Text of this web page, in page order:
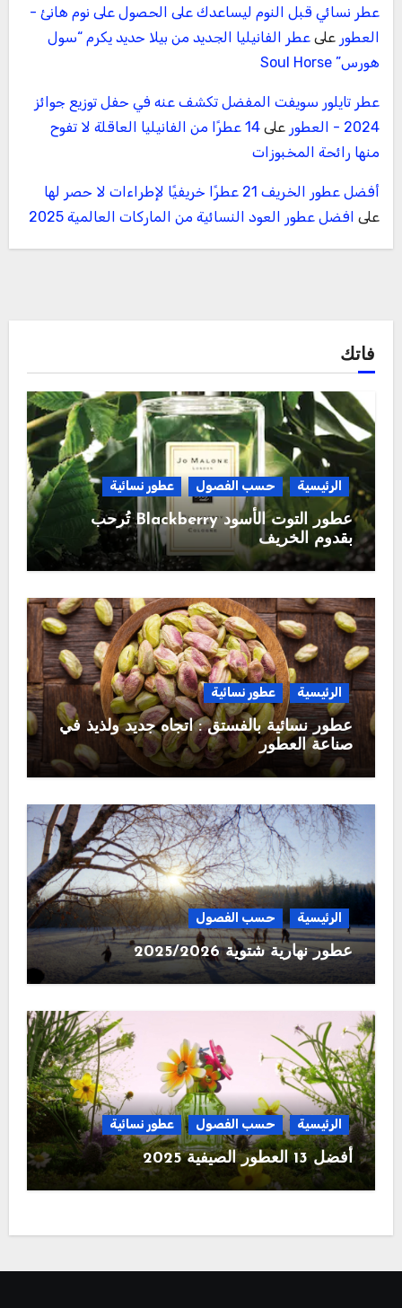
عطر نسائي قبل النوم ليساعدك على الحصول على نوم هانئ -
العطور على عطر الفانيليا الجديد من بيلا حديد يكرم “سول
هورس” Soul Horse
عطر تايلور سويفت المفضل تكشف عنه في حفل توزيع جوائز
2024 - العطور
على
14 عطرًا من الفانيليا العاقلة لا تفوح
منها رائحة المخبوزات
أفضل عطور الخريف 21 عطرًا خريفيًا لإطراءات لا حصر لها
على افضل عطور العود النسائية من الماركات العالمية 2025
فاتك
الرئيسية حسب الفصول عطور نسائية
عطور التوت الأسود Blackberry تُرحب
بقدوم الخريف
الرئيسية عطور نسائية
عطور نسائية بالفستق : اتجاه جديد ولذيذ في
صناعة العطور
الرئيسية حسب الفصول
عطور نهارية شتوية 2025/2026
الرئيسية حسب الفصول عطور نسائية
أفضل 13 العطور الصيفية 2025